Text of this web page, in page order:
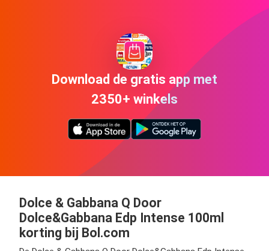
Download de gratis app met
2350+ winkels
Dolce & Gabbana Q Door
Dolce&Gabbana Edp Intense 100ml
korting bij Bol.com